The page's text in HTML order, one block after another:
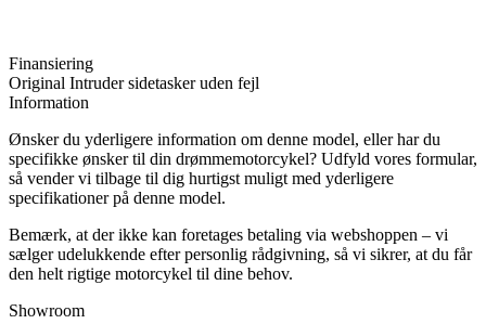
Finansiering
Original Intruder sidetasker uden fejl
Information
Ønsker du yderligere information om denne model, eller har du
specifikke ønsker til din drømmemotorcykel? Udfyld vores formular,
så vender vi tilbage til dig hurtigst muligt med yderligere
specifikationer på denne model.
Bemærk, at der ikke kan foretages betaling via webshoppen – vi
sælger udelukkende efter personlig rådgivning, så vi sikrer, at du får
den helt rigtige motorcykel til dine behov.
Showroom